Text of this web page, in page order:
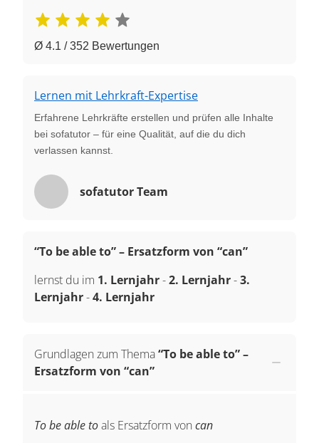
Ø 4.1 / 352 Bewertungen
Lernen mit Lehrkraft-Expertise
Erfahrene Lehrkräfte erstellen und prüfen alle Inhalte
bei sofatutor – für eine Qualität, auf die du dich
verlassen kannst.
sofatutor Team
“To be able to” – Ersatzform von “can”
lernst du im 1. Lernjahr-2. Lernjahr-3.
Lernjahr-4. Lernjahr
Grundlagen zum Thema“To be able to” –
Ersatzform von “can”
To be able toals Ersatzform von can